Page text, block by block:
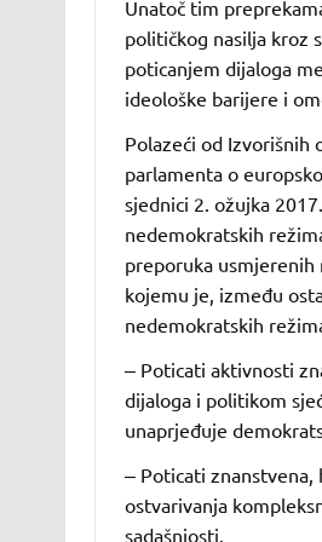
Unatoč tim
političkog nasilja kroz
poticanjem dijaloga
ideološke barijere i
Polazeći od Izvorišnih
parlamenta o
sjednici 2. ožujka
nedemokratskih
preporuka usmjerenih
kojemu je, između
nedemokratskih
‒ Poticati aktivnosti
dijaloga i politikom
unaprjeđuje
‒ Poticati znanstvena,
ostvarivanja
sadašnjosti.